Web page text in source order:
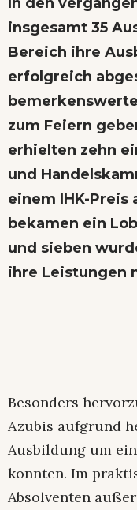
insgesamt 35
Bereich ihre
erfolgreich
zum Feiern
erhielten zehn
und
einem IHK-Preis
bekamen ein
und sieben
ihre Leistungen
Besonders
Azubis aufgrund
Ausbildung um
konnten. Im
Absolventen